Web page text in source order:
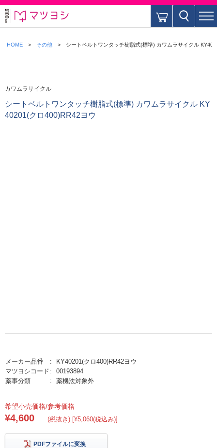
HOME その他 シートベルトワンタッチ樹脂式(標準) カワムラサイクル
カワムラサイクル
シートベルトワンタッチ樹脂式(標準) カワムラサイクル KY
40201(クロ400)RR42ヨウ
メーカー品番
KY40201(クロ400)RR42ヨウ
マツヨシコード
00193894
薬事分類
薬機法対象外
希望小売価格/参考価格
¥4,600 (税抜き) [¥5,060(税込み)]
PDFファイルに変換